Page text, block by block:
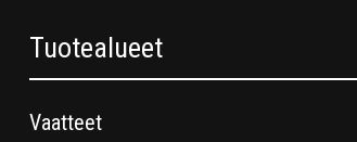
Tuotealueet
Vaatteet